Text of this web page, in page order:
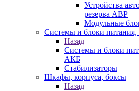
Устройства
резерва АВР
Модульные
Системы и блоки
Назад
Системы и блоки
АКБ
Стабилизаторы
Шкафы, корпуса, боксы
Назад